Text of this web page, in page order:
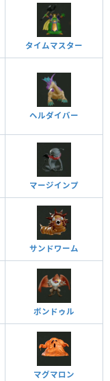
タイムマスター
ヘルダイバー
マージインプ
サンドワーム
ボンドゥル
マグマロン